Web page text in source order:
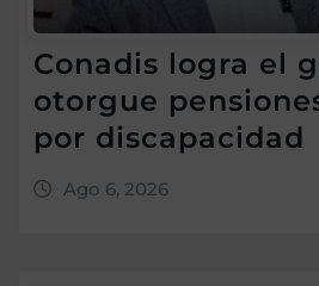
Conadis logra el
otorgue
por discapacidad
Ago 6, 2026